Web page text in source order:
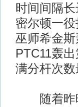
时间间隔
密尔顿一
巫师希金
PTC11轰
满分杆次数
随着昨晚